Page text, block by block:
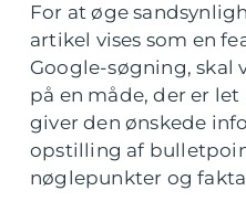
For at øge
artikel vises som en
Google-søgning, skal
på en måde, der er
giver den ønskede
opstilling af
nøglepunkter og